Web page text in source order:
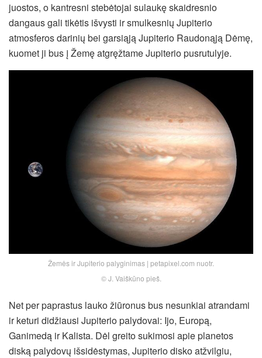
juostos, o kantresni stebėtojai sulaukę skaidresnio
dangaus gali tikėtis išvysti ir smulkesnių Jupiterio
atmosferos darinių bei garsiąją Jupiterio Raudonąją Dėmę,
kuomet ji bus į Žemę atgręžtame Jupiterio pusrutulyje.
Žemės ir Jupiterio palyginimas | petapixel.com nuotr.
© J. Vaiškūno pieš.
Net per paprastus lauko žiūronus bus nesunkiai atrandami
ir keturi didžiausi Jupiterio palydovai: Ijo, Europą,
Ganimedą ir Kalista. Dėl greito sukimosi apie planetos
diską palydovų išsidėstymas, Jupiterio disko atžvilgiu,